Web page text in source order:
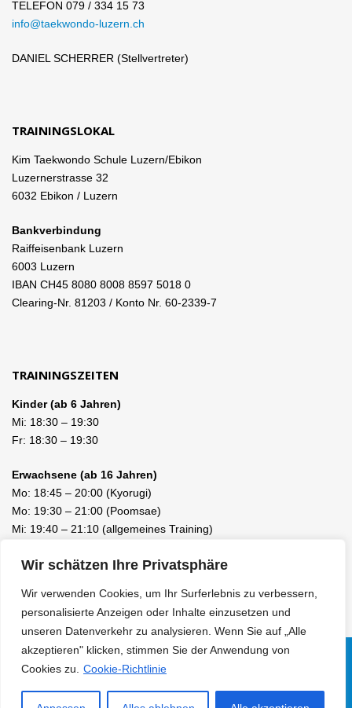
Wir schätzen Ihre Privatsphäre
Wir verwenden Cookies, um Ihr Surferlebnis zu verbessern,
personalisierte Anzeigen oder Inhalte einzusetzen und
unseren Datenverkehr zu analysieren. Wenn Sie auf „Alle
akzeptieren" klicken, stimmen Sie der Anwendung von
Cookies zu.
Cookie-Richtlinie
TELEFON 079 / 334 15 73
info@taekwondo-luzern.ch
DANIEL SCHERRER (Stellvertreter)
TRAININGSLOKAL
Kim Taekwondo Schule Luzern/Ebikon
Luzernerstrasse 32
6032 Ebikon / Luzern
Bankverbindung
Raiffeisenbank Luzern
6003 Luzern
IBAN CH45 8080 8008 8597 5018 0
Clearing-Nr. 81203 / Konto Nr. 60-2339-7
TRAININGSZEITEN
Kinder (ab 6 Jahren)
Mi: 18:30 – 19:30
Fr: 18:30 – 19:30
Erwachsene (ab 16 Jahren)
Mo: 18:45 – 20:00 (Kyorugi)
Mo: 19:30 – 21:00 (Poomsae)
Mi: 19:40 – 21:10 (allgemeines Training)
Facebook
LinkedIn
Instagram
© 2010 - 2026 KIM TAEKWONDO SCHULE LUZERN / EBIKON /